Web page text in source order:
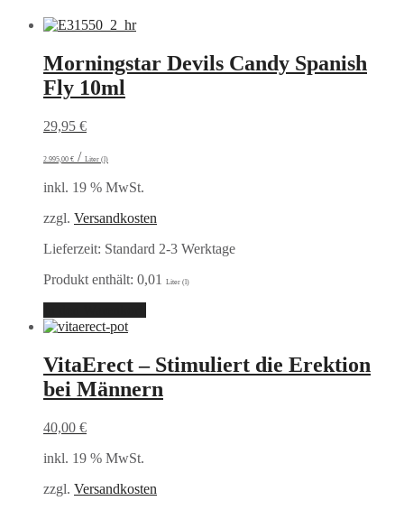
Morningstar Devils Candy Spanish
Fly 10ml
29,95 €
2.995,00 € / Liter (l)
inkl. 19 % MwSt.
zzgl. Versandkosten
Lieferzeit: Standard 2-3 Werktage
Produkt enthält: 0,01
Liter (l)
VitaErect – Stimuliert die Erektion
bei Männern
40,00 €
inkl. 19 % MwSt.
zzgl. Versandkosten